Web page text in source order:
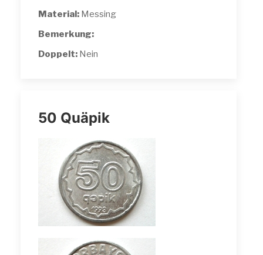
Material: Messing
Bemerkung:
Doppelt: Nein
50 Quäpik